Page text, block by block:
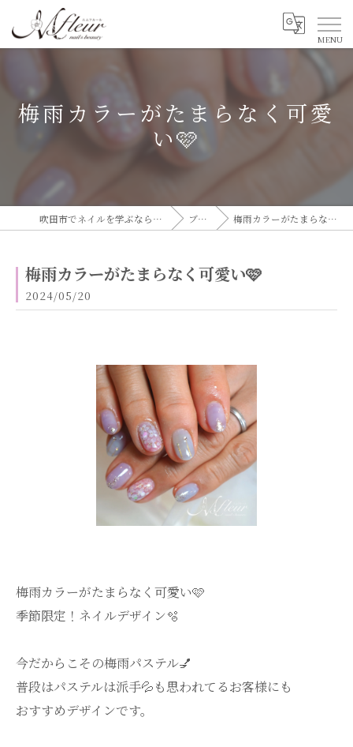
梅雨カラーがたまらなく可愛
い🩷
吹田市でネイルを学ぶならエムフルール ブログ 梅雨カラーがたまらなく可愛い🩷
梅雨カラーがたまらなく可愛い🩷
2024/05/20
梅雨カラーがたまらなく可愛い🩷
季節限定！ネイルデザイン🫧
今だからこその梅雨パステル💅
普段はパステルは派手💦も思われてるお客様にも
おすすめデザインです。